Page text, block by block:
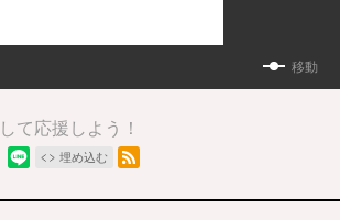
移動
て応援しよう！
埋め込む